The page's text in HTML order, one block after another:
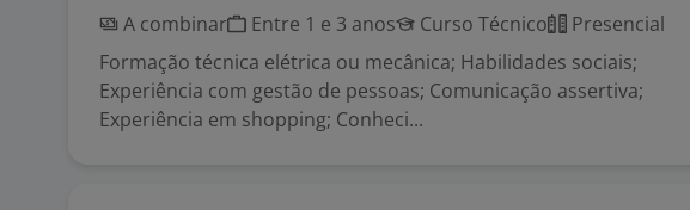
A combinar
Entre 1 e 3 anos Curso Técnico
Presencial
Formação técnica elétrica ou mecânica; Habilidades sociais;
Experiência com gestão de pessoas; Comunicação assertiva;
Experiência em shopping; Conheci...